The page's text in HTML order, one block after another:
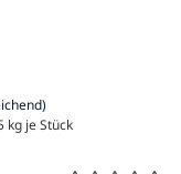
kg je Stück